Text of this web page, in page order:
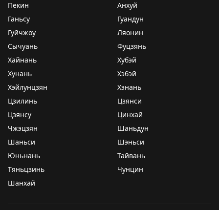
Пекин
Анхуй
Ганьсу
Гуандун
Гуйчжоу
Ляонин
Сычуань
Фуцзянь
Хайнань
Хубэй
Хунань
Хэбэй
Хэйлунцзян
Хэнань
Цзилинь
Цзянси
Цзянсу
Цинхай
Чжэцзян
Шаньдун
Шаньси
Шэньси
Юньнань
Тайвань
Тяньцзинь
Чунцин
Шанхай